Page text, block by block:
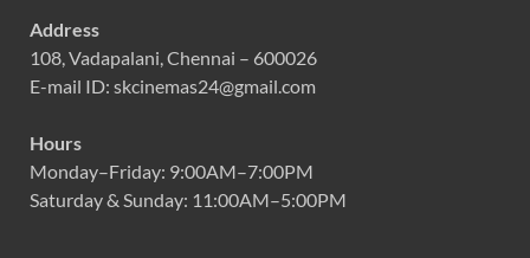
Address
108, Vadapalani, Chennai – 600026
E-mail ID: skcinemas24@gmail.com
Hours
Monday–Friday: 9:00AM–7:00PM
Saturday & Sunday: 11:00AM–5:00PM